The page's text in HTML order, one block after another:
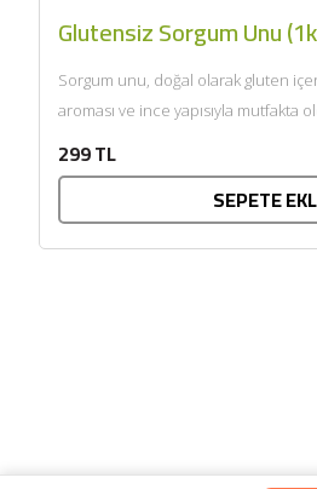
Glutensiz Sorgum Unu
Sorgum unu, doğal olarak gluten
aroması ve ince yapısıyla mutfakta
299 TL
SEPETE